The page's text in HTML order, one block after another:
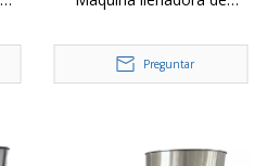
de doble cabezal YT2T-2G
Preguntar